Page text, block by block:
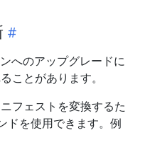
へのアップグレードに
ことがあります。
フェストを変換するた
ドを使用できます。例